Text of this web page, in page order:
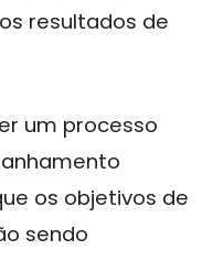
resultados de
um processo
os objetivos de
sendo